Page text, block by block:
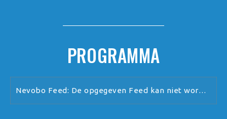
PROGRAMMA
Nevobo Feed: De opgegeven Feed kan niet worden verwerkt.